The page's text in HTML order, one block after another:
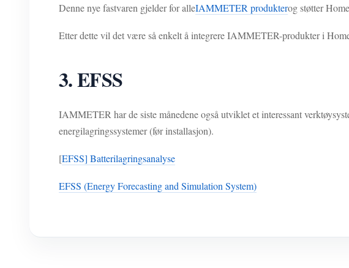
Denne nye fastvaren gjelder for alleIAMMETER produkterog støtter
Etter dette vil det være så enkelt å integrere IAMMETER-produkter i
3. EFSS
IAMMETER har de siste månedene også utviklet et interessant
energilagringssystemer (før installasjon).
[EFSS] Batterilagringsanalyse
EFSS (Energy Forecasting and Simulation System)